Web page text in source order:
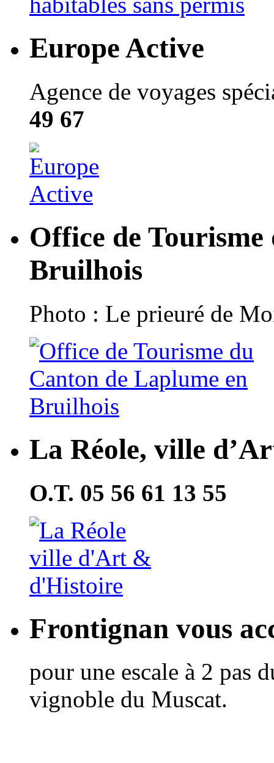
Europe Active
Agence de voyages
49 67
Office de
Bruilhois
Photo : Le prieuré de
La Réole, ville
O.T. 05 56 61 13 55
Frontignan vous
pour une escale à 2 pas
vignoble du Muscat.